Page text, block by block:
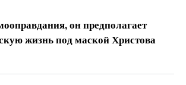
он предполагает
жизнь под маской Христова